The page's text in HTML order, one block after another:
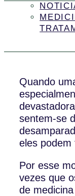
Quando
sentem-se
eles podem
Por esse
vezes que
de